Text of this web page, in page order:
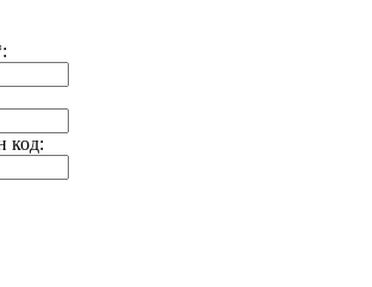
:
код: